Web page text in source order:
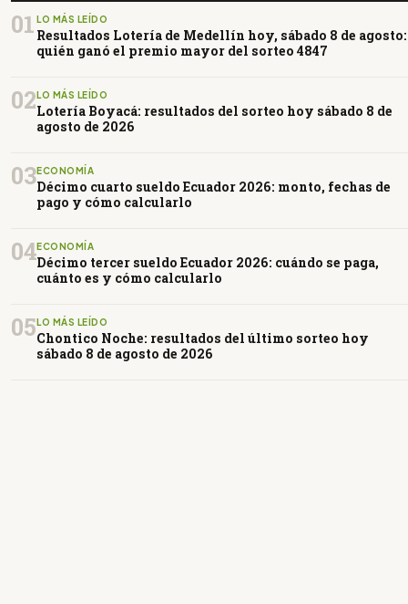
01 LO MÁS LEÍDO
Resultados Lotería de Medellín hoy, sábado 8 de agosto:
quién ganó el premio mayor del sorteo 4847
02LO MÁS LEÍDO
Lotería Boyacá: resultados del sorteo hoy sábado 8 de
agosto de 2026
03ECONOMÍA
Décimo cuarto sueldo Ecuador 2026: monto, fechas de
pago y cómo calcularlo
04ECONOMÍA
Décimo tercer sueldo Ecuador 2026: cuándo se paga,
cuánto es y cómo calcularlo
05LO MÁS LEÍDO
Chontico Noche: resultados del último sorteo hoy
sábado 8 de agosto de 2026